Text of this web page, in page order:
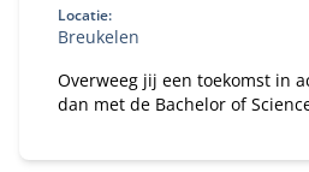
Locatie:
Breukelen
Overweeg jij een toekomst in
dan met de Bachelor of